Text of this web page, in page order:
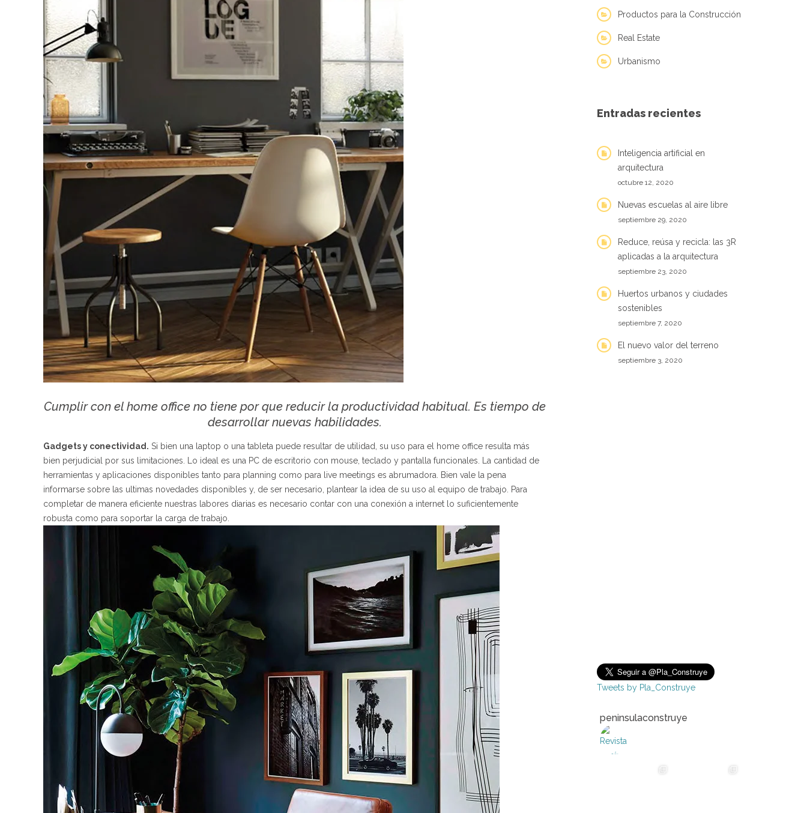
Cumplir con el home office no tiene por que reducir la productividad habitual. Es tiempo de
desarrollar nuevas habilidades.
Gadgets y conectividad. Si bien una laptop o una tableta puede resultar de utilidad, su uso para el home office resulta más
bien perjudicial por sus limitaciones. Lo ideal es una PC de escritorio con mouse, teclado y pantalla funcionales. La cantidad de
herramientas y aplicaciones disponibles tanto para planning como para live meetings es abrumadora. Bien vale la pena
informarse sobre las ultimas novedades disponibles y, de ser necesario, plantear la idea de su uso al equipo de trabajo. Para
completar de manera eficiente nuestras labores diarias es necesario contar con una conexión a internet lo suficientemente
robusta como para soportar la carga de trabajo.
Productos para la Construcción
Real Estate
Urbanismo
Entradas recientes
Inteligencia artificial en
arquitectura
octubre 12, 2020
Nuevas escuelas al aire libre
septiembre 29, 2020
Reduce, reúsa y recicla: las 3R
aplicadas a la arquitectura
septiembre 23, 2020
Huertos urbanos y ciudades
sostenibles
septiembre 7, 2020
El nuevo valor del terreno
septiembre 3, 2020
Tweets by Pla_Construye
peninsulaconstruye